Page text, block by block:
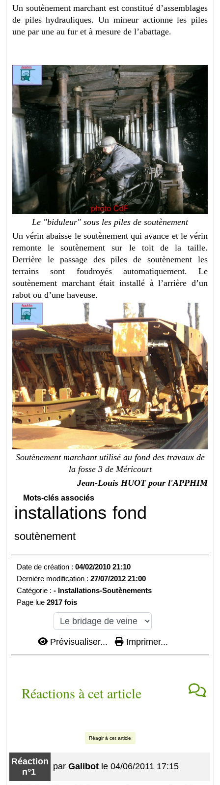
Un soutènement marchant est constitué d’assemblages
de piles hydrauliques. Un mineur actionne les piles
une par une au fur et à mesure de l’abattage.
Le "biduleur" sous les piles de soutènement
Un vérin abaisse le soutènement qui avance et le vérin
remonte le soutènement sur le toit de la taille.
Derrière le passage des piles de soutènement les
terrains sont foudroyés automatiquement. Le
soutènement marchant était installé à l’arrière d’un
rabot ou d’une haveuse.
Soutènement marchant utilisé au fond des travaux de
la fosse 3 de Méricourt
Jean-Louis HUOT pour l'APPHIM
Mots-clés associés
installations fond
soutènement
Date de création :04/02/2010 21:10
Dernière modification :27/07/2012 21:00
Catégorie :- Installations-Soutènements
Page lue2917 fois
Prévisualiser... Imprimer...
Réactions à cet article
Réagir à cet article
Réaction
n°1
parGalibot le 04/06/2011 17:15